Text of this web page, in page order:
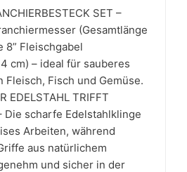
SET –
(Gesamtlänge
8” Fleischgabel
cm) – ideal für sauberes
Fleisch, Fisch und Gemüse.
EDELSTAHL TRIFFT
Die scharfe Edelstahlklinge
Arbeiten, während
aus natürlichem
und sicher in der